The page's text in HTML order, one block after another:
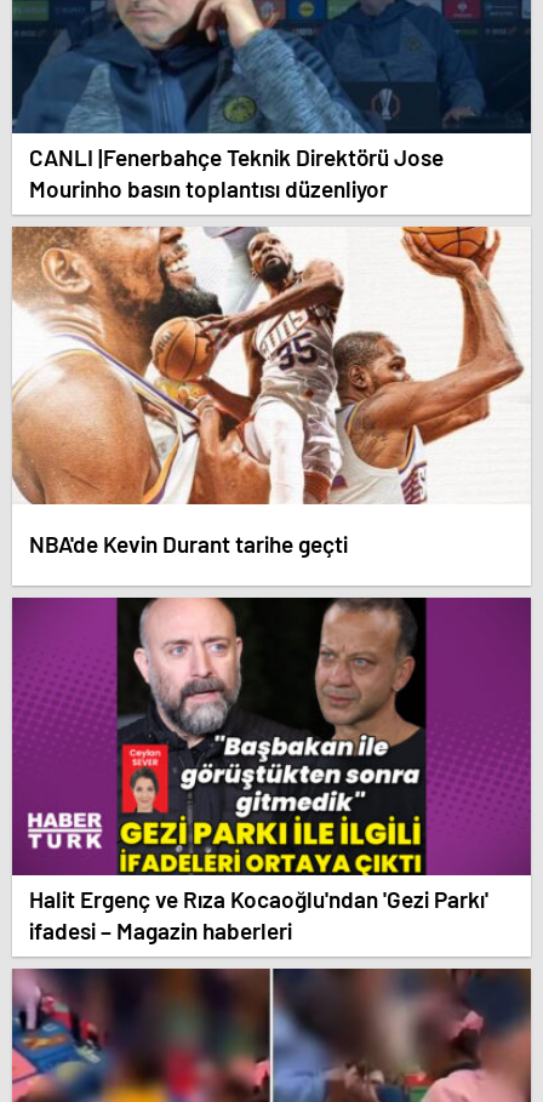
CANLI |Fenerbahçe Teknik Direktörü Jose
Mourinho basın toplantısı düzenliyor
NBA'de Kevin Durant tarihe geçti
Halit Ergenç ve Rıza Kocaoğlu'ndan 'Gezi Parkı'
ifadesi – Magazin haberleri